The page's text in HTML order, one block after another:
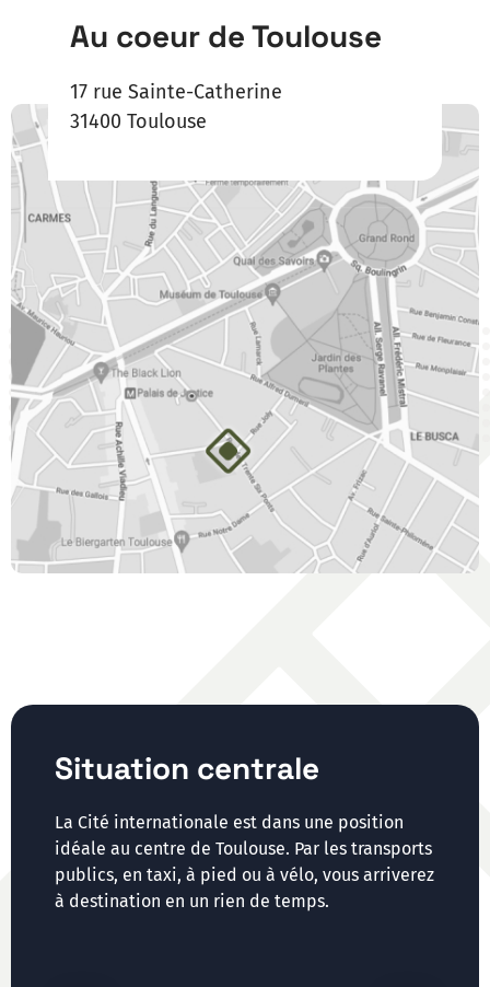
Au coeur de Toulouse
17 rue Sainte-Catherine
31400 Toulouse
Situation centrale
La Cité internationale est dans une position
idéale au centre de Toulouse. Par les transports
publics, en taxi, à pied ou à vélo, vous arriverez
à destination en un rien de temps.